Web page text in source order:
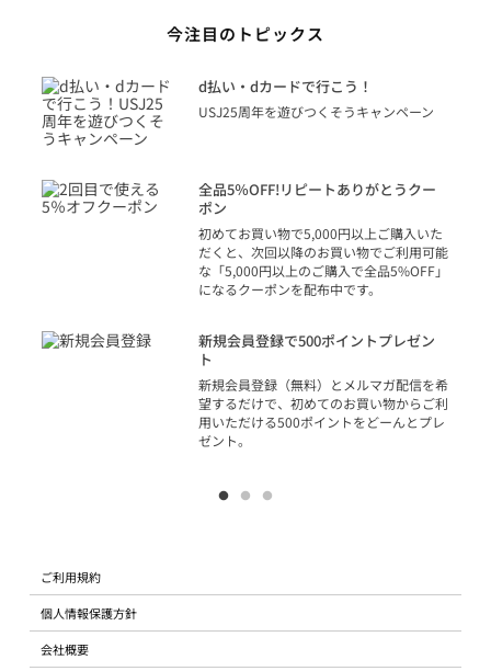
今注目のトピックス
d払い・dカードで行こう！
USJ25周年を遊びつくそうキャンペーン
全品5％OFF!リピートありがとうクー
ポン
初めてお買い物で5,000円以上ご購入いた
だくと、次回以降のお買い物でご利用可能
な「5,000円以上のご購入で全品5%OFF」
になるクーポンを配布中です。
新規会員登録で500ポイントプレゼン
ト
新規会員登録（無料）とメルマガ配信を希
望するだけで、初めてのお買い物からご利
用いただける500ポイントをどーんとプレ
ゼント。
ご利用規約
個人情報保護方針
会社概要